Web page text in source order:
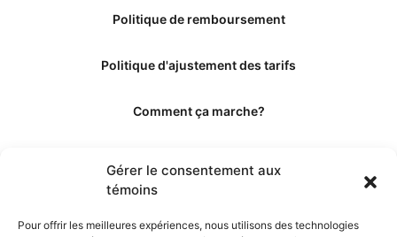
Gérer le consentement aux
témoins
Pour offrir les meilleures expériences, nous utilisons des technologies
Politique de remboursement
Politique d'ajustement des tarifs
Comment ça marche?